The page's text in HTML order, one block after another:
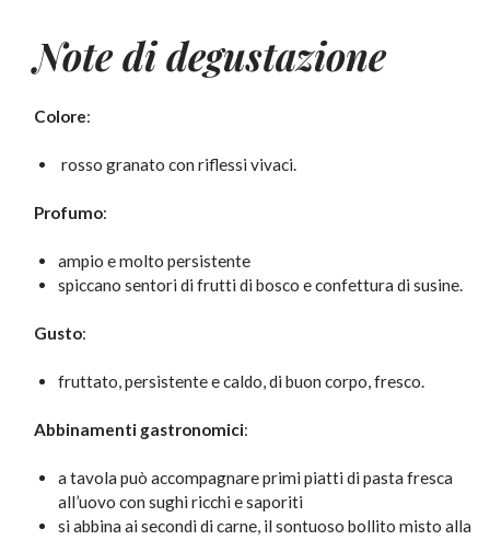
Note di degustazione
Colore:
rosso granato con riflessi vivaci.
Profumo:
ampio e molto persistente
spiccano sentori di frutti di bosco e confettura di susine.
Gusto:
fruttato, persistente e caldo, di buon corpo, fresco.
Abbinamenti gastronomici:
a tavola può accompagnare primi piatti di pasta fresca
all’uovo con sughi ricchi e saporiti
si abbina ai secondi di carne, il sontuoso bollito misto alla